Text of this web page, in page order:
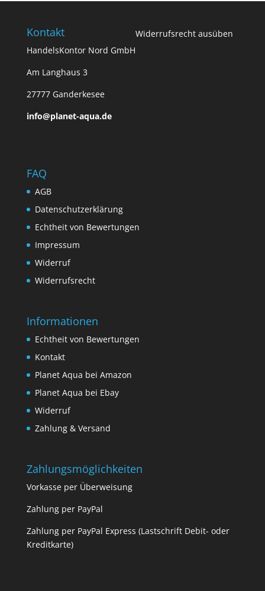
Kontakt
HandelsKontor Nord GmbH
Am Langhaus 3
27777 Ganderkesee
info@planet-aqua.de
Widerrufsrecht ausüben
FAQ
AGB
Datenschutzerklärung
Echtheit von Bewertungen
Impressum
Widerruf
Widerrufsrecht
Informationen
Echtheit von Bewertungen
Kontakt
Planet Aqua bei Amazon
Planet Aqua bei Ebay
Widerruf
Zahlung & Versand
Zahlungsmöglichkeiten
Vorkasse per Überweisung
Zahlung per PayPal
Zahlung per PayPal Express (Lastschrift Debit- oder
Kreditkarte)